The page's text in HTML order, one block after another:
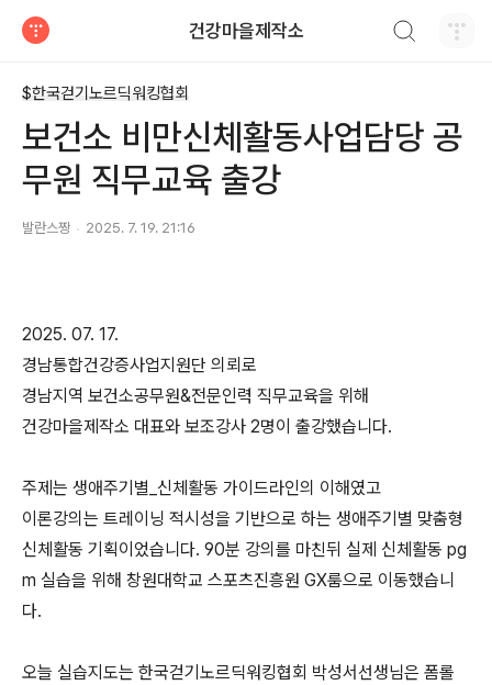
건강마을제작소
$한국걷기노르딕워킹협회
보건소 비만신체활동사업담당 공
무원 직무교육 출강
발란스짱 2025. 7. 19. 21:16
2025. 07. 17.
경남통합건강증사업지원단 의뢰로
경남지역 보건소공무원&전문인력 직무교육을 위해
건강마을제작소 대표와 보조강사 2명이 출강했습니다.
주제는 생애주기별_신체활동 가이드라인의 이해였고
이론강의는 트레이닝 적시성을 기반으로 하는 생애주기별 맞춤형
신체활동 기획이었습니다. 90분 강의를 마친뒤 실제 신체활동 pg
m 실습을 위해 창원대학교 스포츠진흥원 GX룸으로 이동했습니
다.
오늘 실습지도는 한국걷기노르딕워킹협회 박성서선생님은 폼롤